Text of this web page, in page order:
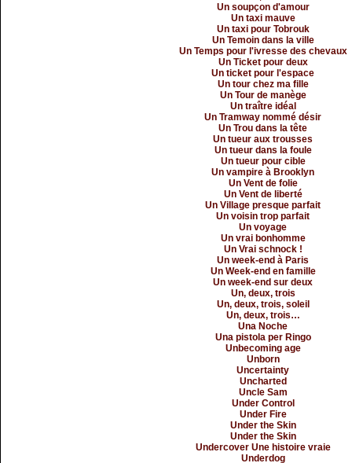
Un soupçon d'amour
Un taxi mauve
Un taxi pour Tobrouk
Un Temoin dans la ville
Un Temps pour l'ivresse des chevaux
Un Ticket pour deux
Un ticket pour l'espace
Un tour chez ma fille
Un Tour de manège
Un traître idéal
Un Tramway nommé désir
Un Trou dans la tête
Un tueur aux trousses
Un tueur dans la foule
Un tueur pour cible
Un vampire à Brooklyn
Un Vent de folie
Un Vent de liberté
Un Village presque parfait
Un voisin trop parfait
Un voyage
Un vrai bonhomme
Un Vrai schnock !
Un week-end à Paris
Un Week-end en famille
Un week-end sur deux
Un, deux, trois
Un, deux, trois, soleil
Un, deux, trois…
Una Noche
Una pistola per Ringo
Unbecoming age
Unborn
Uncertainty
Uncharted
Uncle Sam
Under Control
Under Fire
Under the Skin
Under the Skin
Undercover Une histoire vraie
Underdog